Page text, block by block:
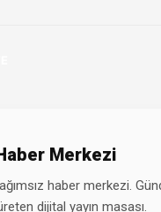
Merkezi
haber merkezi.
dijital yayın masası.